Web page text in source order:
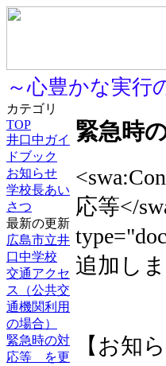
～心豊かな実行
カテゴリ
TOP
井口中ガイ
ドブック
お知らせ
学校長あい
さつ
最新の更新
広島市立井
口中学校
交通アクセ
ス（公共交
通機関利用
の場合）
緊急時の対
応等 を更
緊急時
応等</
追加しま
【お知